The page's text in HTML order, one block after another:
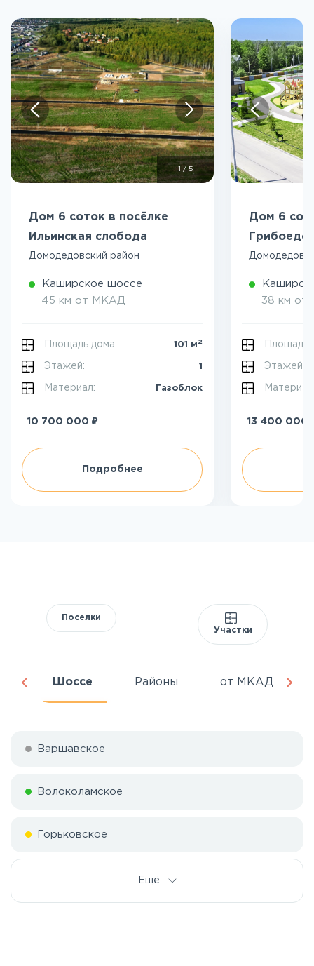
/ 5
Дом 6 соток в посёлке
Ильинская слобода
Домодедовский район
Каширское шоссе
45 км от МКАД
Площадь дома: 101 м 2
Этажей: 1
Материал: Газоблок
10 700 000 ₽
Подробнее
Дом 6
38 км
Площадь
Этажей:
13 400 000
Поселки
Участки
Шоссе Районы от МКАД
Варшавское
Волоколамское
Горьковское
Ещё